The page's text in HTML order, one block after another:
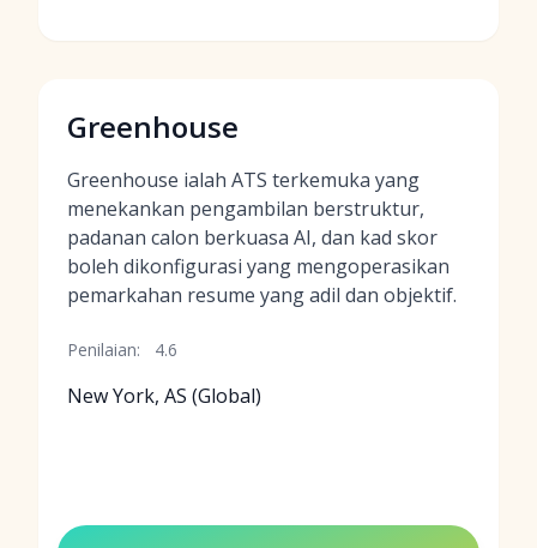
Greenhouse
Greenhouse ialah ATS terkemuka yang
menekankan pengambilan berstruktur,
padanan calon berkuasa AI, dan kad skor
boleh dikonfigurasi yang mengoperasikan
pemarkahan resume yang adil dan objektif.
Penilaian: 4.6
New York, AS (Global)